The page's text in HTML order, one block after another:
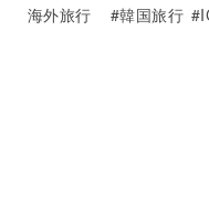
海外旅行 韓国旅行